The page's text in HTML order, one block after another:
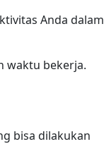
Anda dalam
waktu bekerja.
bisa dilakukan